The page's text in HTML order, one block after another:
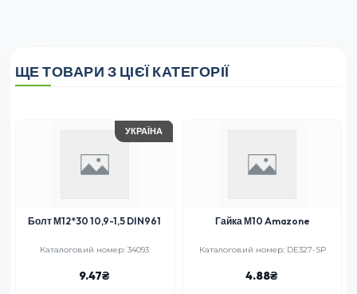
ЩЕ ТОВАРИ З ЦІЄЇ КАТЕГОРІЇ
УКРАЇНА
Болт М12*30 10,9-1,5 DIN961
Каталоговий номер: 34093
9.47
Гайка М10 Amazone
Каталоговий номер: DE327-SP
4.88